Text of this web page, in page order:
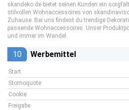
skandeko.de bietet seinen Kunden ein
stilvollen Wohnaccessoires von
Zuhause. Bei uns findest du trendige
passende Wohnaccessoires. Unser
und immer im Wandel.
10 Werbemittel
Start
Stornoquote
Cookie
Freigabe